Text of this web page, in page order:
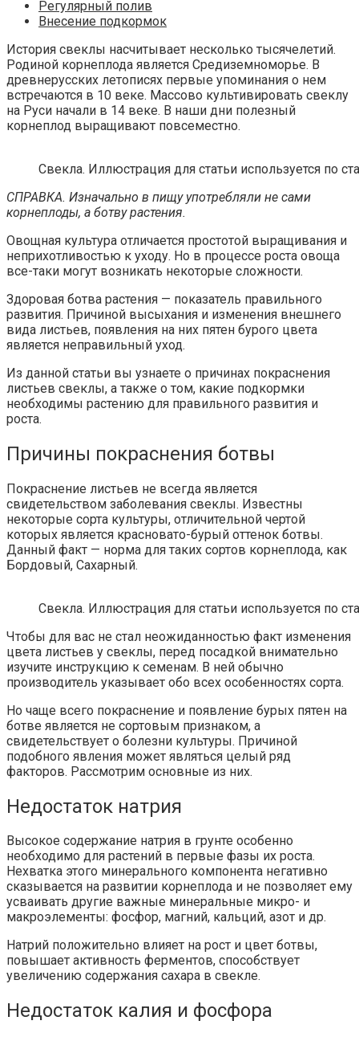
Регулярный полив
Внесение подкормок
История свеклы насчитывает несколько тысячелетий.
Родиной корнеплода является Средиземноморье. В
древнерусских летописях первые упоминания о нем
встречаются в 10 веке. Массово культивировать свеклу
на Руси начали в 14 веке. В наши дни полезный
корнеплод выращивают повсеместно.
Свекла. Иллюстрация для статьи используется по
СПРАВКА. Изначально в пищу употребляли не сами
корнеплоды, а ботву растения.
Овощная культура отличается простотой выращивания и
неприхотливостью к уходу. Но в процессе роста овоща
все-таки могут возникать некоторые сложности.
Здоровая ботва растения — показатель правильного
развития. Причиной высыхания и изменения внешнего
вида листьев, появления на них пятен бурого цвета
является неправильный уход.
Из данной статьи вы узнаете о причинах покраснения
листьев свеклы, а также о том, какие подкормки
необходимы растению для правильного развития и
роста.
Причины покраснения ботвы
Покраснение листьев не всегда является
свидетельством заболевания свеклы. Известны
некоторые сорта культуры, отличительной чертой
которых является красновато-бурый оттенок ботвы.
Данный факт — норма для таких сортов корнеплода, как
Бордовый, Сахарный.
Свекла. Иллюстрация для статьи используется по
Чтобы для вас не стал неожиданностью факт изменения
цвета листьев у свеклы, перед посадкой внимательно
изучите инструкцию к семенам. В ней обычно
производитель указывает обо всех особенностях сорта.
Но чаще всего покраснение и появление бурых пятен на
ботве является не сортовым признаком, а
свидетельствует о болезни культуры. Причиной
подобного явления может являться целый ряд
факторов. Рассмотрим основные из них.
Недостаток натрия
Высокое содержание натрия в грунте особенно
необходимо для растений в первые фазы их роста.
Нехватка этого минерального компонента негативно
сказывается на развитии корнеплода и не позволяет ему
усваивать другие важные минеральные микро- и
макроэлементы: фосфор, магний, кальций, азот и др.
Натрий положительно влияет на рост и цвет ботвы,
повышает активность ферментов, способствует
увеличению содержания сахара в свекле.
Недостаток калия и фосфора